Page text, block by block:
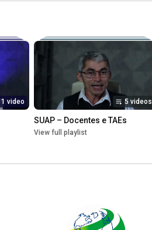
1 video 5 videos
SUAP – Docentes e TAEs
View full playlist